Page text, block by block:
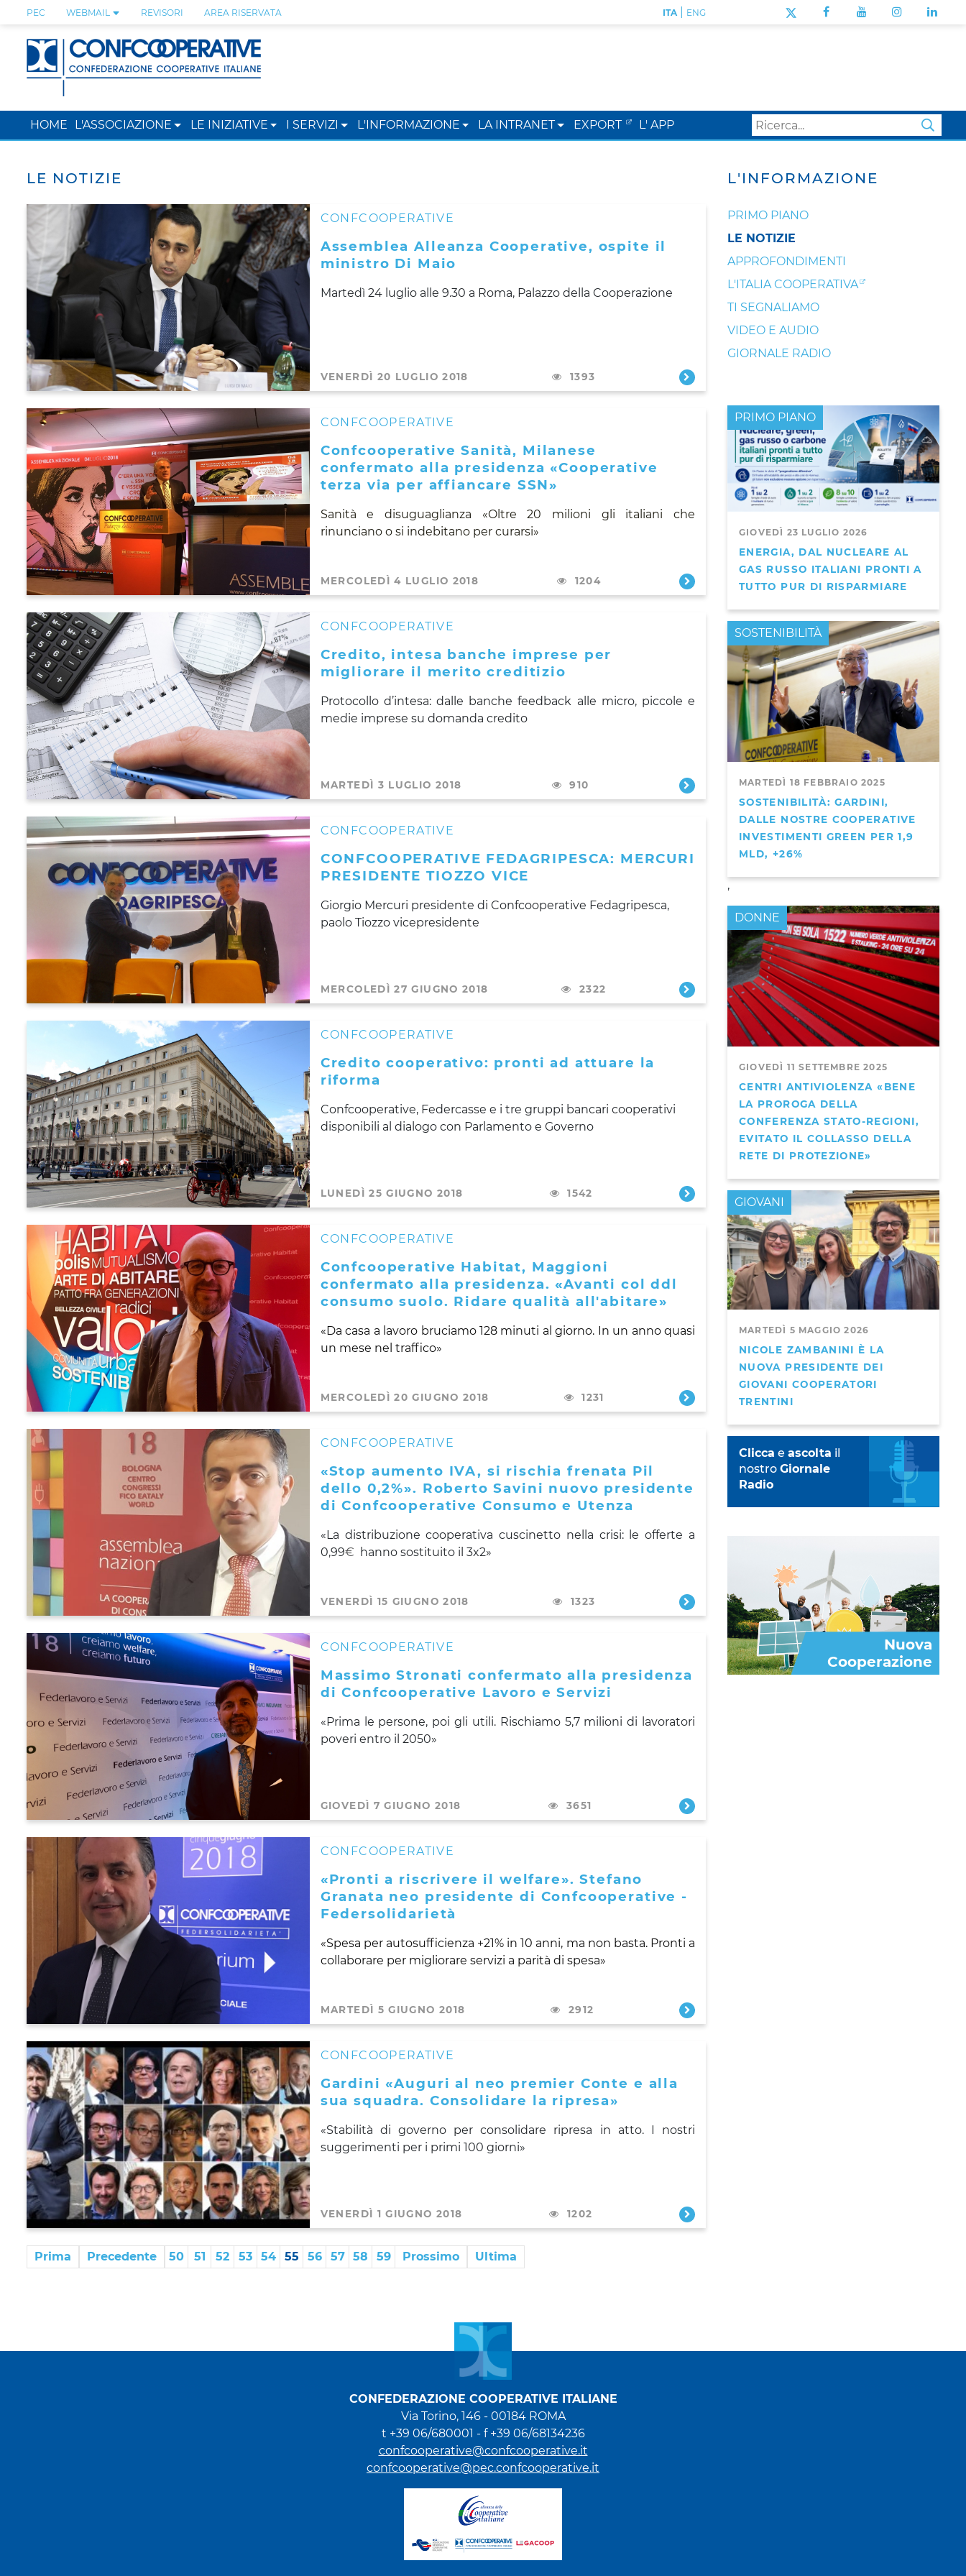
PEC WEBMAIL REVISORI AREA RISERVATA ITA| ENG
HOME L'ASSOCIAZIONE LE INIZIATIVE I SERVIZI L'INFORMAZIONE LA INTRANET EXPORT L' APP
LE NOTIZIE
CONFCOOPERATIVE
Assemblea Alleanza Cooperative, ospite il
ministro Di Maio
Martedì 24 luglio alle 9.30 a Roma, Palazzo della Cooperazione
VENERDÌ 20 LUGLIO 2018 1393
CONFCOOPERATIVE
Confcooperative Sanità, Milanese
confermato alla presidenza «Cooperative
terza via per affiancare SSN»
Sanità e disuguaglianza «Oltre 20 milioni gli italiani che
rinunciano o si indebitano per curarsi»
MERCOLEDÌ 4 LUGLIO 2018 1204
CONFCOOPERATIVE
Credito, intesa banche imprese per
migliorare il merito creditizio
Protocollo d’intesa: dalle banche feedback alle micro, piccole e
medie imprese su domanda credito
MARTEDÌ 3 LUGLIO 2018 910
CONFCOOPERATIVE
CONFCOOPERATIVE FEDAGRIPESCA: MERCURI
PRESIDENTE TIOZZO VICE
Giorgio Mercuri presidente di Confcooperative Fedagripesca,
paolo Tiozzo vicepresidente
MERCOLEDÌ 27 GIUGNO 2018 2322
CONFCOOPERATIVE
Credito cooperativo: pronti ad attuare la
riforma
Confcooperative, Federcasse e i tre gruppi bancari cooperativi
disponibili al dialogo con Parlamento e Governo
LUNEDÌ 25 GIUGNO 2018 1542
CONFCOOPERATIVE
Confcooperative Habitat, Maggioni
confermato alla presidenza. «Avanti col ddl
consumo suolo. Ridare qualità all'abitare»
«Da casa a lavoro bruciamo 128 minuti al giorno. In un anno quasi
un mese nel traffico»
MERCOLEDÌ 20 GIUGNO 2018 1231
CONFCOOPERATIVE
«Stop aumento IVA, si rischia frenata Pil
dello 0,2%». Roberto Savini nuovo presidente
di Confcooperative Consumo e Utenza
«La distribuzione cooperativa cuscinetto nella crisi: le offerte a
0,99€ hanno sostituito il 3x2»
VENERDÌ 15 GIUGNO 2018 1323
CONFCOOPERATIVE
Massimo Stronati confermato alla presidenza
di Confcooperative Lavoro e Servizi
«Prima le persone, poi gli utili. Rischiamo 5,7 milioni di lavoratori
poveri entro il 2050»
GIOVEDÌ 7 GIUGNO 2018 3651
CONFCOOPERATIVE
«Pronti a riscrivere il welfare». Stefano
Granata neo presidente di Confcooperative -
Federsolidarietà
«Spesa per autosufficienza +21% in 10 anni, ma non basta. Pronti a
collaborare per migliorare servizi a parità di spesa»
MARTEDÌ 5 GIUGNO 2018 2912
CONFCOOPERATIVE
Gardini «Auguri al neo premier Conte e alla
sua squadra. Consolidare la ripresa»
«Stabilità di governo per consolidare ripresa in atto. I nostri
suggerimenti per i primi 100 giorni»
VENERDÌ 1 GIUGNO 2018 1202
Prima Precedente 50 51 52 53 54 55 56 57 58 59 Prossimo Ultima
L'INFORMAZIONE
PRIMO PIANO
LE NOTIZIE
APPROFONDIMENTI
L'ITALIA COOPERATIVA
TI SEGNALIAMO
VIDEO E AUDIO
GIORNALE RADIO
GIOVEDÌ 23 LUGLIO 2026
ENERGIA, DAL NUCLEARE AL
GAS RUSSO ITALIANI PRONTI A
TUTTO PUR DI RISPARMIARE
PRIMO PIANO
MARTEDÌ 18 FEBBRAIO 2025
SOSTENIBILITÀ: GARDINI,
DALLE NOSTRE COOPERATIVE
INVESTIMENTI GREEN PER 1,9
MLD, +26%
PRIMO PIANO
,
SOSTENIBILITÀ
GIOVEDÌ 11 SETTEMBRE 2025
CENTRI ANTIVIOLENZA «BENE
LA PROROGA DELLA
CONFERENZA STATO-REGIONI,
EVITATO IL COLLASSO DELLA
RETE DI PROTEZIONE»
DONNE
MARTEDÌ 5 MAGGIO 2026
NICOLE ZAMBANINI È LA
NUOVA PRESIDENTE DEI
GIOVANI COOPERATORI
TRENTINI
GIOVANI
Clicca e ascolta il
nostro Giornale
Radio
Nuova
Cooperazione
CONFEDERAZIONE COOPERATIVE ITALIANE
Via Torino, 146 - 00184 ROMA
t +39 06/680001 - f +39 06/68134236
confcooperative@confcooperative.it
confcooperative@pec.confcooperative.it